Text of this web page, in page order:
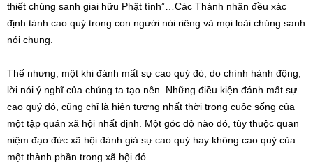
thiết chúng sanh giai hữu Phật tính”…Các Thánh nhân đều xác
định tánh cao quý trong con người nói riêng và mọi loài chúng sanh
nói chung.
Thế nhưng, một khi đánh mất sự cao quý đó, do chính hành động,
lời nói ý nghĩ của chúng ta tạo nên. Những điều kiện đánh mất sự
cao quý đó, cũng chỉ là hiện tượng nhất thời trong cuộc sống của
một tập quán xã hội nhất định. Một góc độ nào đó, tùy thuộc quan
niệm đạo đức xã hội đánh giá sự cao quý hay không cao quý của
một thành phần trong xã hội đó.